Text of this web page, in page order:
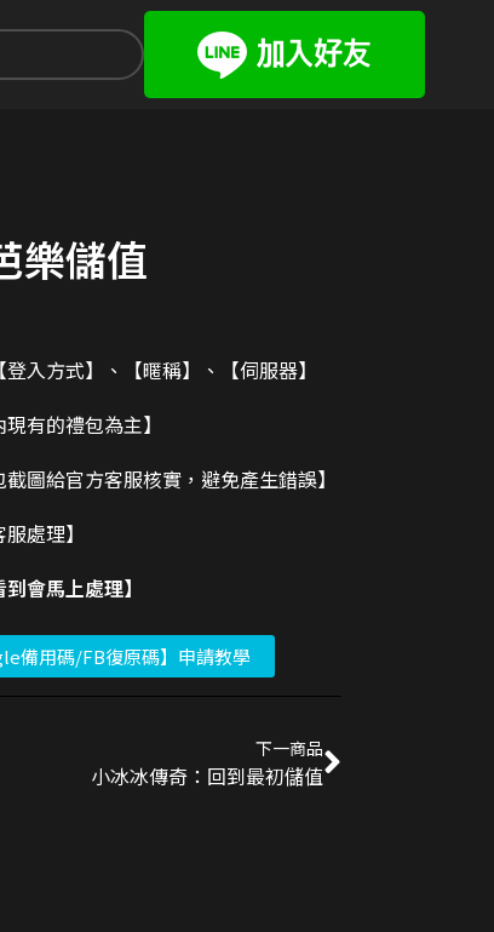
樂儲值
入方式】、【暱稱】、【伺服器】
有的禮包為主】
圖給官方客服核實，避免產生錯誤】
處理】
會馬上處理】
備用碼/FB復原碼】申請教學
下一商品
小冰冰傳奇：回到最初儲值